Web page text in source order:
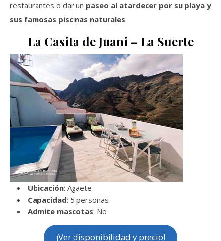
restaurantes o dar un paseo al atardecer por su playa y
sus famosas piscinas naturales.
La Casita de Juani – La Suerte
Ubicación: Agaete
Capacidad: 5 personas
Admite mascotas: No
¡Ver disponibilidad y precio!